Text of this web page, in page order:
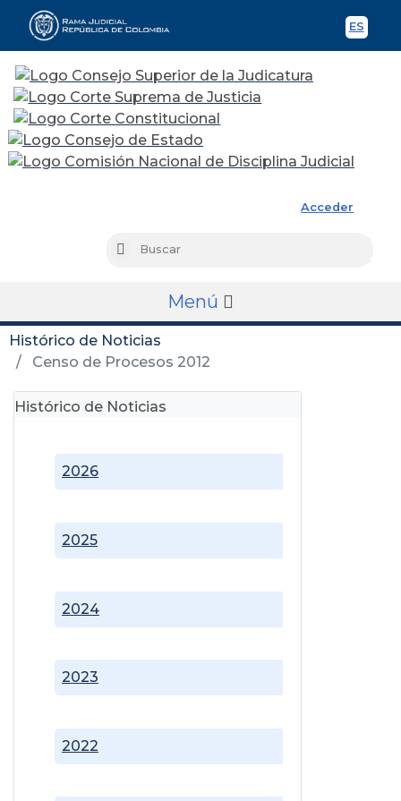
ES
Acceder
Buscar
Menú
Histórico de Noticias
Censo de Procesos 2012
Histórico de Noticias
2022
2023
2024
2025
2026